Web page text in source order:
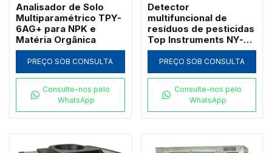
Analisador de Solo
Multiparamétrico TPY-
6AG+ para NPK e
Matéria Orgânica
PREÇO SOB CONSULTA
Consulte-nos pelo
WhatsApp
Detector
multifuncional de
resíduos de pesticidas
Top Instruments NY-
12DG com QR Code
PREÇO SOB CONSULTA
Consulte-nos pelo
WhatsApp